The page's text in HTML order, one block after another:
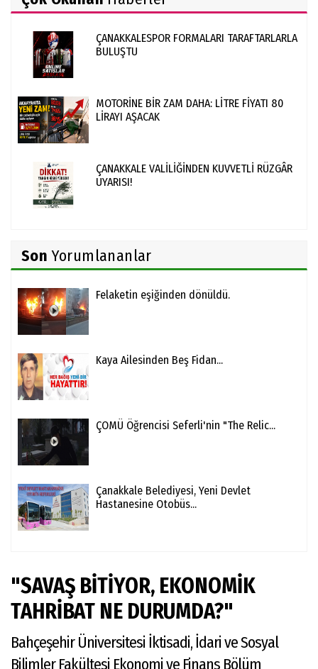
ÇANAKKALESPOR FORMALARI TARAFTARLARLA
BULUŞTU
MOTORİNE BİR ZAM DAHA: LİTRE FİYATI 80
LİRAYI AŞACAK
ÇANAKKALE VALİLİĞİNDEN KUVVETLİ RÜZGÂR
UYARISI!
Son Yorumlananlar
Felaketin eşiğinden dönüldü.
Kaya Ailesinden Beş Fidan...
ÇOMÜ Öğrencisi Seferli'nin "The Relic...
Çanakkale Belediyesi, Yeni Devlet
Hastanesine Otobüs...
"SAVAŞ BİTİYOR, EKONOMİK
TAHRİBAT NE DURUMDA?"
Bahçeşehir Üniversitesi İktisadi, İdari ve Sosyal
Bilimler Fakültesi Ekonomi ve Finans Bölüm